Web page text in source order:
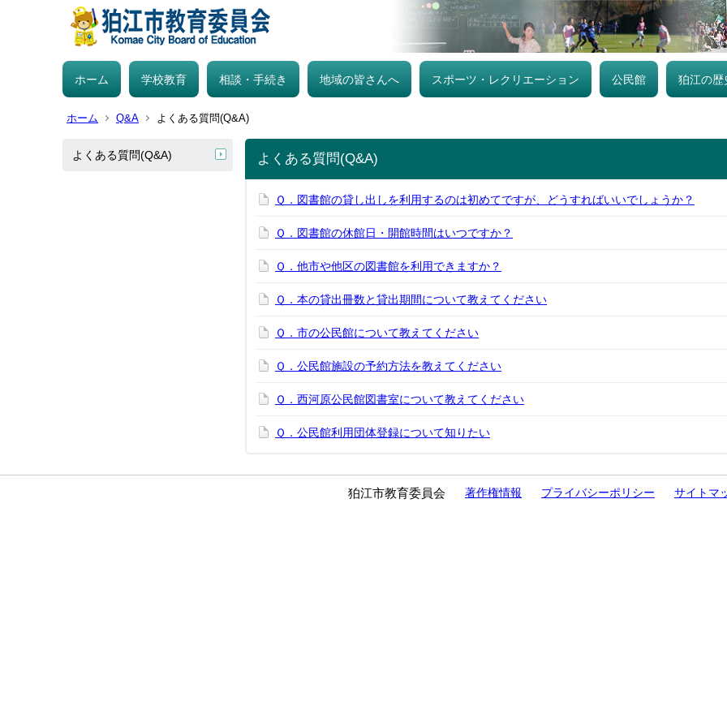
ホーム 学校教育 相談・手続き 地域の皆さんへ スポーツ・レクリエーション 公民館 狛江の歴
ホーム Q&A よくある質問(Q&A)
よくある質問(Q&A) よくある質問(Q&A)
Ｑ．図書館の貸し出しを利用するのは初めてですが、どうすればいいでしょうか？
Ｑ．図書館の休館日・開館時間はいつですか？
Ｑ．他市や他区の図書館を利用できますか？
Ｑ．本の貸出冊数と貸出期間について教えてください
Ｑ．市の公民館について教えてください
Ｑ．公民館施設の予約方法を教えてください
Ｑ．西河原公民館図書室について教えてください
Ｑ．公民館利用団体登録について知りたい
狛江市教育委員会 著作権情報 プライバシーポリシー サイトマ